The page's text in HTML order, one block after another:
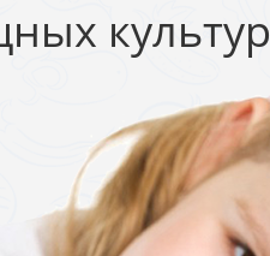
культур